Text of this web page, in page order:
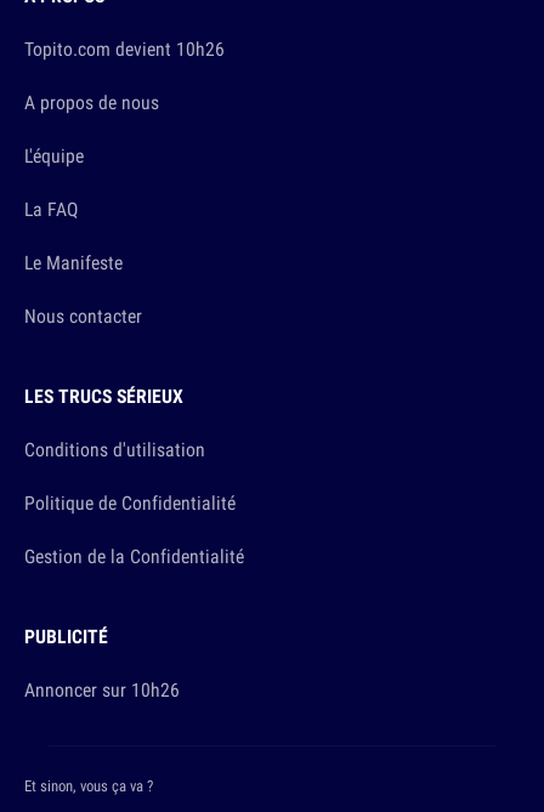
Topito.com devient 10h26
A propos de nous
L'équipe
La FAQ
Le Manifeste
Nous contacter
LES TRUCS SÉRIEUX
Conditions d'utilisation
Politique de Confidentialité
Gestion de la Confidentialité
PUBLICITÉ
Annoncer sur 10h26
Et sinon, vous ça va ?